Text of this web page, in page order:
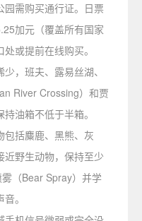
园需购买通行证。日票
加元（覆盖所有国家
或提前在线购买。
，班夫、露易丝湖、
River Crossing）和贾
油箱不低于半箱。
包括麋鹿、黑熊、灰
近野生动物，保持至少
（Bear Spray）并学
。